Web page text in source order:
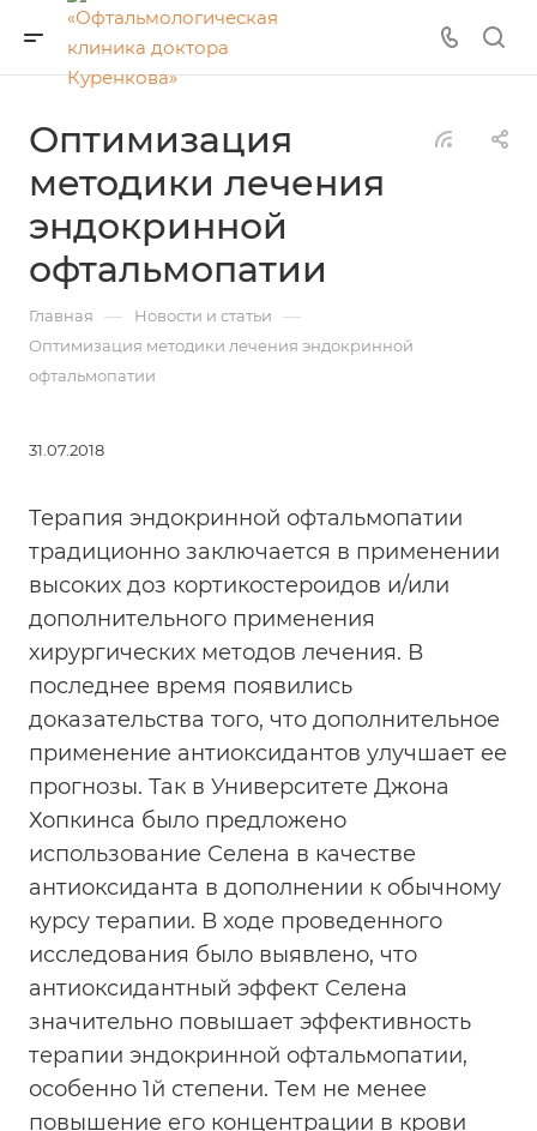
Оптимизация
методики лечения
эндокринной
офтальмопатии
Главная — Новости и статьи —
Оптимизация методики лечения эндокринной
офтальмопатии
31.07.2018
Терапия эндокринной офтальмопатии
традиционно заключается в применении
высоких доз кортикостероидов и/или
дополнительного применения
хирургических методов лечения. В
последнее время появились
доказательства того, что дополнительное
применение антиоксидантов улучшает ее
прогнозы. Так в Университете Джона
Хопкинса было предложено
использование Селена в качестве
антиоксиданта в дополнении к обычному
курсу терапии. В ходе проведенного
исследования было выявлено, что
антиоксидантный эффект Селена
значительно повышает эффективность
терапии эндокринной офтальмопатии,
особенно 1й степени. Тем не менее
повышение его концентрации в крови